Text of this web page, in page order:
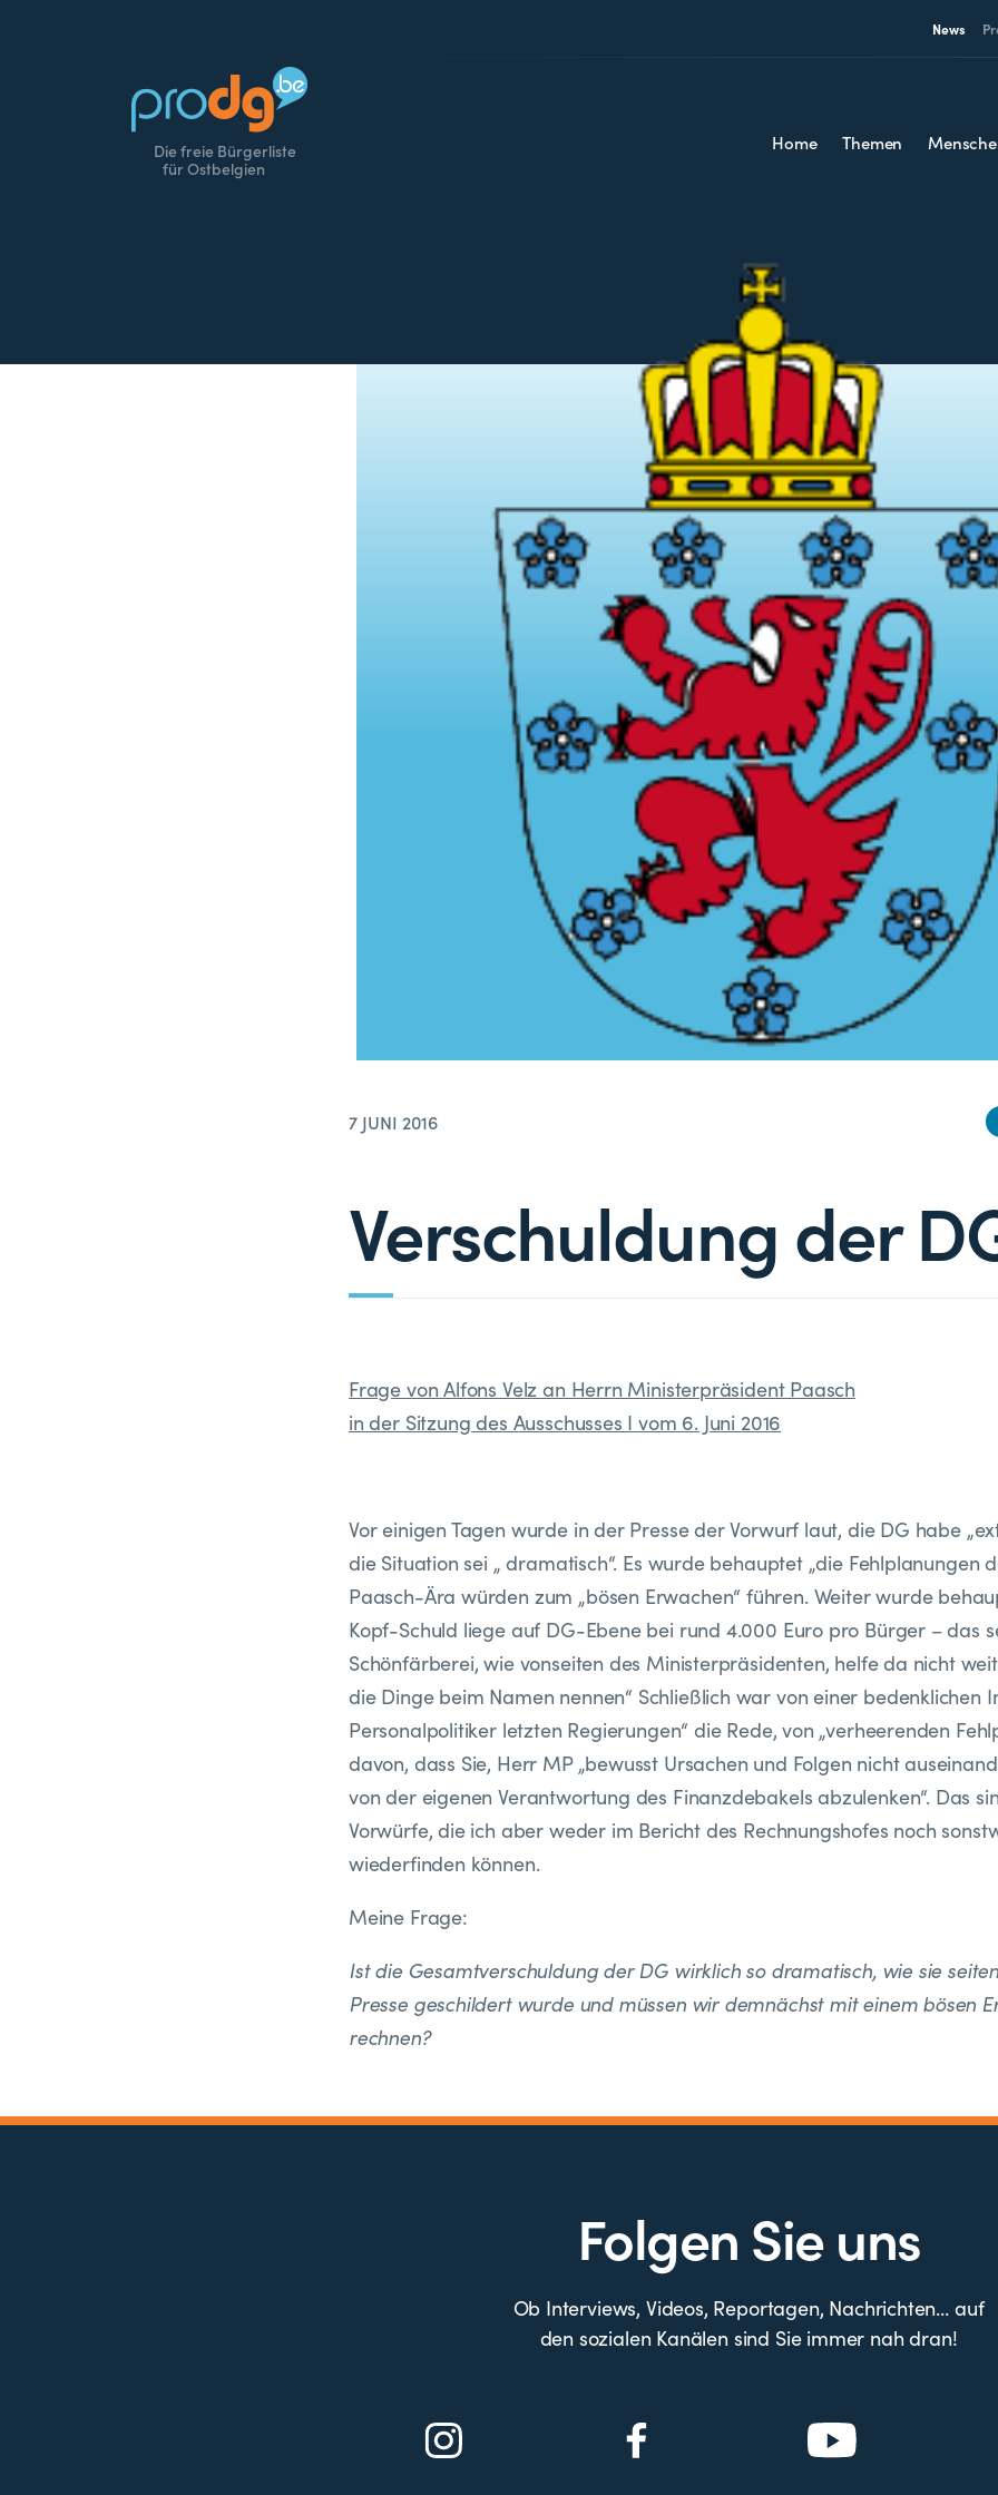
News
Die freie Bürgerliste
für Ostbelgien
Home Themen
7 JUNI 2016
Verschuldung der
Frage von Alfons Velz an Herrn Ministerpräsident Paasch
in der Sitzung des Ausschusses I vom 6. Juni 2016
Vor einigen Tagen wurde in der Presse der Vorwurf laut, die DG habe
die Situation sei „ dramatisch“. Es wurde behauptet „die Fehlplanungen
Paasch-Ära würden zum „bösen Erwachen“ führen. Weiter wurde
Kopf-Schuld liege auf DG-Ebene bei rund 4.000 Euro pro Bürger – das
Schönfärberei, wie vonseiten des Ministerpräsidenten, helfe da nicht
die Dinge beim Namen nennen“ Schließlich war von einer bedenklichen
Personalpolitiker letzten Regierungen“ die Rede, von „verheerenden
davon, dass Sie, Herr MP „bewusst Ursachen und Folgen nicht
von der eigenen Verantwortung des Finanzdebakels abzulenken“. Das
Vorwürfe, die ich aber weder im Bericht des Rechnungshofes noch
wiederfinden können.
Meine Frage:
Ist die Gesamtverschuldung der DG wirklich so dramatisch, wie sie
Presse geschildert wurde und müssen wir demnächst mit einem bösen
rechnen?
Folgen Sie uns
Ob Interviews, Videos, Reportagen, Nachrichten… auf
den sozialen Kanälen sind Sie immer nah dran!